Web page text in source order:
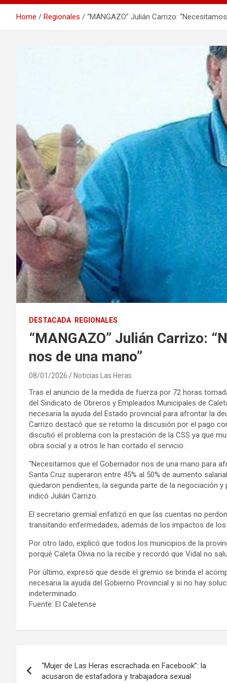
Home Regionales “MANGAZO” Julián Carrizo:
DESTACADA REGIONALES
“MANGAZO” Julián Carrizo:
nos de una mano”
08/01/2026 Noticias Las Heras
Tras el anuncio de la medida de fuerza por 72 horas
del Sindicato de Obreros y Empleados Municipales de
necesaria la ayuda del Estado provincial para afrontar la
Carrizo destacó que se retomo la discusión por el pago
discutió el problema con la prestación de la CSS ya que
obra social y a otros le han cortado el servicio.
“Necesitamos que el Gobernador nos de una mano para
Santa Cruz superaron entre 45% al 50% de aumento
quedaron pendientes, la segunda parte de la negociación
indicó Julián Carrizo.
El secretario gremial enfatizó en que las cuentas no
transitando enfermedades, además de los impactos de
Por otro lado, explicó que todos los municipios de la
porqué Caleta Olivia no la recibe y recordó que Vidal no
Por último, expresó que desde el gremio se brinda el
necesaria la ayuda del Gobierno Provincial y si no hay
indeterminado.
Fuente: El Caletense
de
“Mujer de Las Heras escrachada en Facebook”: la
acusaron de estafadora y trabajadora sexual